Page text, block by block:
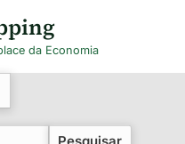
da Economia